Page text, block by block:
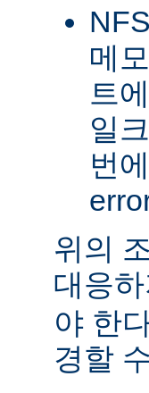
메
트
일
번
위의
대응
야 한
경할